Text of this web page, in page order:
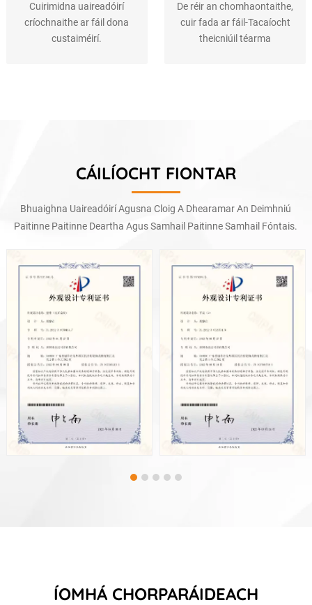
Cuirimidna uaireadóirí
críochnaithe ar fáil dona
custaiméirí.
De réir an chomhaontaithe,
cuir fada ar fáil-Tacaíocht
theicniúil téarma
CÁILÍOCHT FIONTAR
Bhuaighna Uaireadóirí Agusna Cloig A Dhearamar An Deimhniú
Paitinne Paitinne Deartha Agus Samhail Paitinne Samhail Fóntais.
ÍOMHÁ CHORPARÁIDEACH